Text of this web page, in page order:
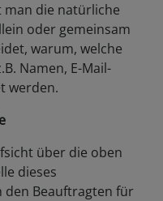
die natürliche
oder gemeinsam
warum, welche
Namen, E-Mail-
werden.
über die oben
dieses
Beauftragten für